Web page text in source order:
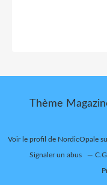
Thème
Voir le profil de NordicOpale
Signaler un abus